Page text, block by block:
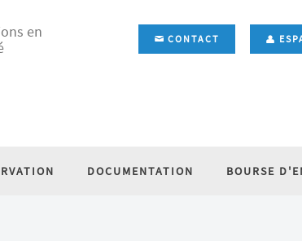
en
CONTACT
DOCUMENTATION BOURSE